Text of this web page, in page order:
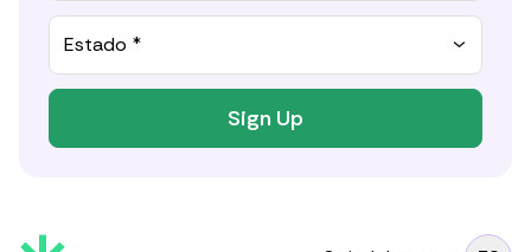
Estado *
Sign Up